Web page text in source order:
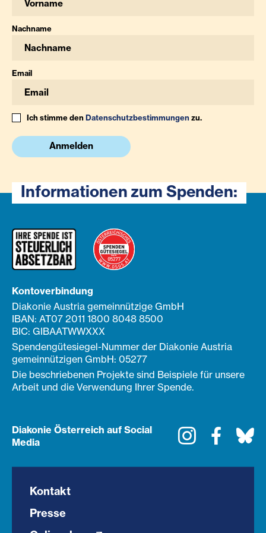
Nachname
Email
Ich stimme denDatenschutzbestimmungenzu.
Anmelden
Informationen zum Spenden:
Kontoverbindung
Diakonie Austria gemeinnützige GmbH
IBAN: AT07 2011 1800 8048 8500
BIC: GIBAATWWXXX
Spendengütesiegel-Nummer der Diakonie Austria
gemeinnützigen GmbH: 05277
Die beschriebenen Projekte sind Beispiele für unsere
Arbeit und die Verwendung Ihrer Spende.
Diakonie Österreich auf Social
Media
Instagram
Kontakt
Presse